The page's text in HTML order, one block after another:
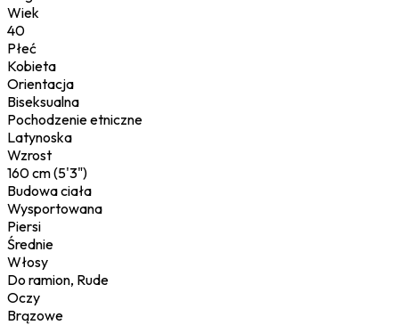
Wiek
40
Płeć
Kobieta
Orientacja
Biseksualna
Pochodzenie etniczne
Latynoska
Wzrost
160 cm (5'3")
Budowa ciała
Wysportowana
Piersi
Średnie
Włosy
Do ramion, Rude
Oczy
Brązowe